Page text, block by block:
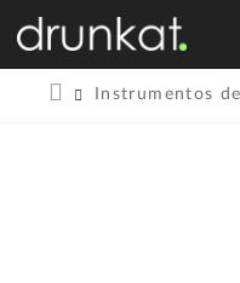
Instrumentos